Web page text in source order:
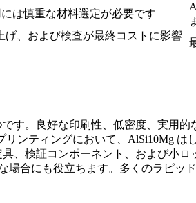
は慎重な材料選定が必要です
げ、および検査が最終コストに影響
す。良好な印刷性、低密度、実用
ンティングにおいて、AlSi10Mg は
、検証コンポーネント、および小
場合にも役立ちます。多くのラピッ